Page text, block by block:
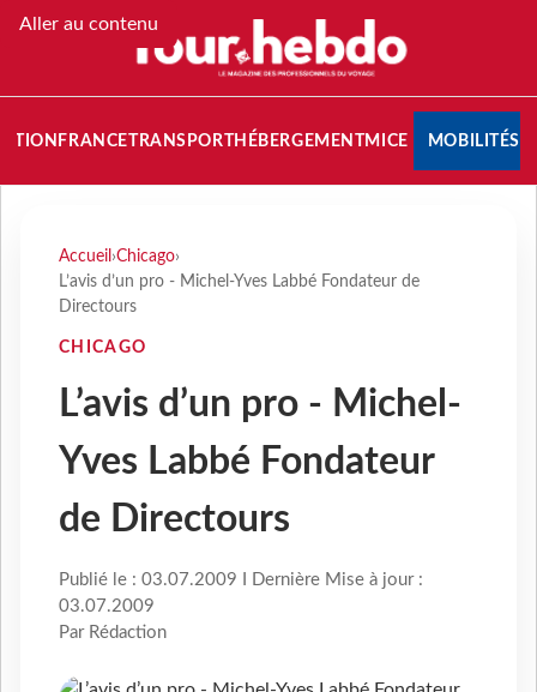
Aller au contenu
FRANCETRANSPORT HÉBERGEMENTMICE MOBILITÉS
Accueil ›Chicago›
L’avis d’un pro - Michel-Yves Labbé Fondateur de
Directours
CHICAGO
L’avis d’un pro - Michel-
Yves Labbé Fondateur
de Directours
Publié le : 03.07.2009 I Dernière Mise à jour :
03.07.2009
Par Rédaction